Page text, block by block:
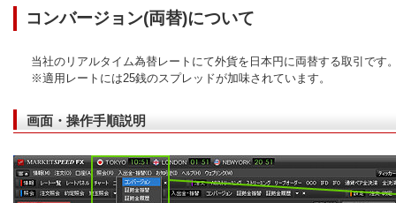
コンバージョン(両替)について
当社のリアルタイム為替レートにて外貨を日本円に両替する取引です
※適用レートには25銭のスプレッドが加味されています。
画面・操作手順説明